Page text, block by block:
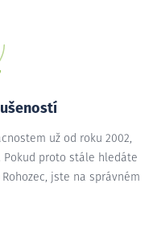
už od roku 2002,
Pokud proto stále hledáte
jste na správném